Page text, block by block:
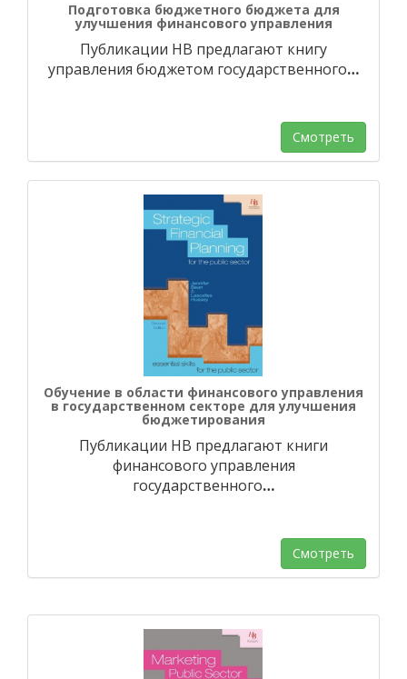
Подготовка бюджетного бюджета для
улучшения финансового управления
Публикации HB предлагают книгу
управления бюджетом государственного…
Смотреть
Обучение в области финансового управления
в государственном секторе для улучшения
бюджетирования
Публикации HB предлагают книги
финансового управления
государственного…
Смотреть